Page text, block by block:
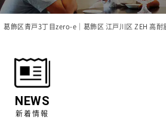
NEW HOUSE
住宅
SECONDHAND
ベ物件
葛飾区青戸3丁目zero-e｜葛飾区 江戸川区 ZEH 高
NEWS
新着情報